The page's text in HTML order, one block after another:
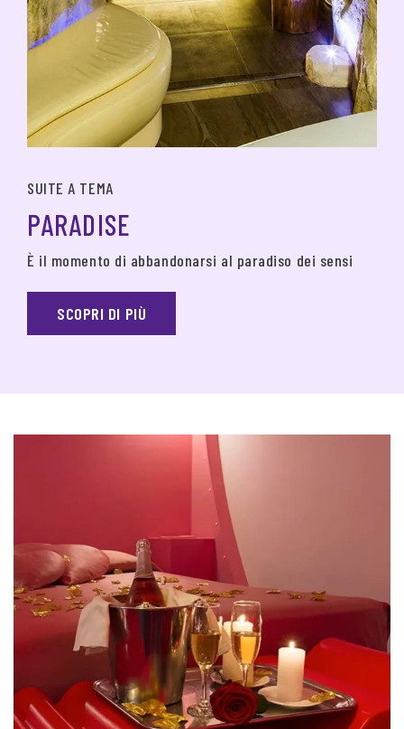
SUITE A TEMA
PARADISE
È il momento di abbandonarsi al paradiso dei sensi
SCOPRI DI PIÙ